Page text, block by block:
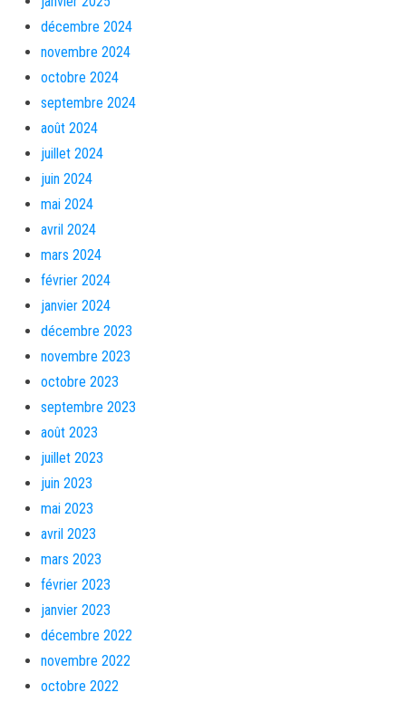
décembre 2024
novembre 2024
octobre 2024
septembre 2024
août 2024
juillet 2024
juin 2024
mai 2024
avril 2024
mars 2024
février 2024
janvier 2024
décembre 2023
novembre 2023
octobre 2023
septembre 2023
août 2023
juillet 2023
juin 2023
mai 2023
avril 2023
mars 2023
février 2023
janvier 2023
décembre 2022
novembre 2022
octobre 2022